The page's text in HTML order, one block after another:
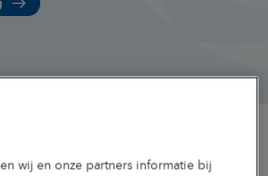
wij en onze partners informatie bij